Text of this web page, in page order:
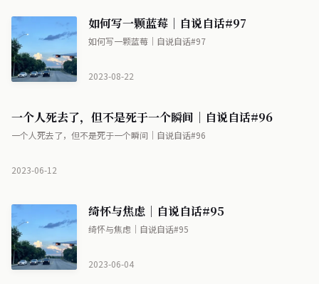
如何写一颗蓝莓｜自说自话#97
如何写一颗蓝莓｜自说自话#97
2023-08-22
一个人死去了，但不是死于一个瞬间｜自说自话#96
一个人死去了，但不是死于一个瞬间｜自说自话#96
2023-06-12
绮怀与焦虑｜自说自话#95
绮怀与焦虑｜自说自话#95
2023-06-04